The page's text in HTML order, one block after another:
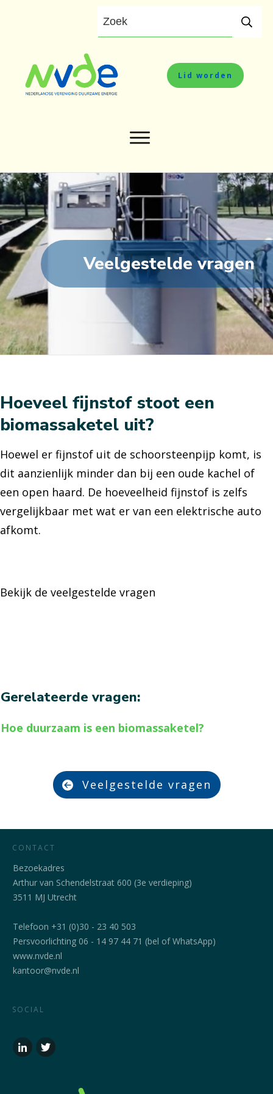
Lid worden
Veelgestelde vragen
Hoeveel fijnstof stoot een
biomassaketel uit?
Hoewel er fijnstof uit de schoorsteenpijp komt, is
dit aanzienlijk minder dan bij een oude kachel of
een open haard. De hoeveelheid fijnstof is zelfs
vergelijkbaar met wat er van een elektrische auto
afkomt.
Bekijk de veelgestelde vragen
Gerelateerde vragen:
Hoe duurzaam is een biomassaketel?
Veelgestelde vragen
CONTACT
Bezoekadres
Arthur van Schendelstraat 600 (3e verdieping)
3511 MJ Utrecht
Telefoon +31 (0)30 - 23 40 503
Persvoorlichting 06 - 14 97 44 71 (bel of WhatsApp)
www.nvde.nl
kantoor@nvde.nl
SOCIAL